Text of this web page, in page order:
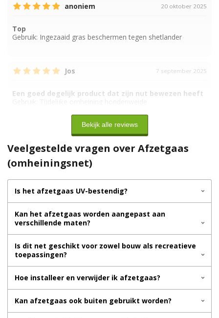
anoniem 20 oktober 2025
Top
Gebruik: Ingezaaid gras beschermen tegen shetlander
Jos 7 september 2025
Een goed degelijk product dat zijn nut bewezen heeft
Bekijk alle reviews
Veelgestelde vragen over Afzetgaas
(omheiningsnet)
Is het afzetgaas UV-bestendig?
Kan het afzetgaas worden aangepast aan
verschillende maten?
Is dit net geschikt voor zowel bouw als recreatieve
toepassingen?
Hoe installeer en verwijder ik afzetgaas?
Kan afzetgaas ook buiten gebruikt worden?